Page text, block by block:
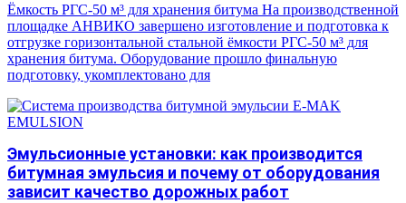
Ёмкость РГС-50 м³ для хранения битума На производственной
площадке АНВИКО завершено изготовление и подготовка к
отгрузке горизонтальной стальной ёмкости РГС-50 м³ для
хранения битума. Оборудование прошло финальную
подготовку, укомплектовано для
Эмульсионные установки: как производится
битумная эмульсия и почему от оборудования
зависит качество дорожных работ